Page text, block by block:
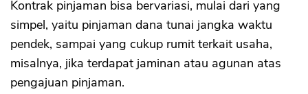
Kontrak pinjaman bisa bervariasi, mulai dari yang
simpel, yaitu pinjaman dana tunai jangka waktu
pendek, sampai yang cukup rumit terkait usaha,
misalnya, jika terdapat jaminan atau agunan atas
pengajuan pinjaman.